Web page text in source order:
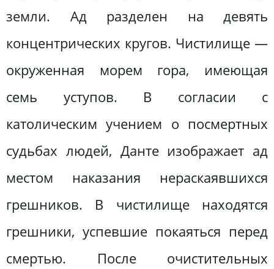
земли. Ад разделен на девять
концентрических кругов. Чистилище —
окруженная морем гора, имеющая
семь уступов. В согласии с
католическим учением о посмертных
судьбах людей, Данте изображает ад
местом наказания нераскаявшихся
грешников. В чистилище находятся
грешники, успевшие покаяться перед
смертью. После очистительных